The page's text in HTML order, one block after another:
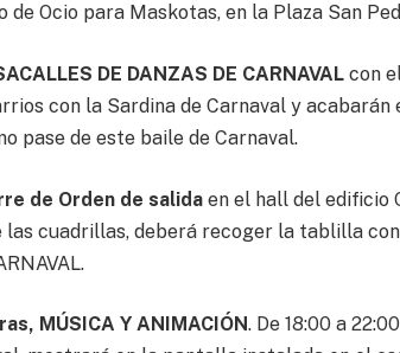
de Ocio para Maskotas, en la Plaza San
DE DANZAS DE CARNAVAL con
con la Sardina de Carnaval y acabarán
pase de este baile de Carnaval.
de Orden de salida en el hall del edificio
cuadrillas, deberá recoger la tablilla
MÚSICA Y ANIMACIÓN. De 18:00 a